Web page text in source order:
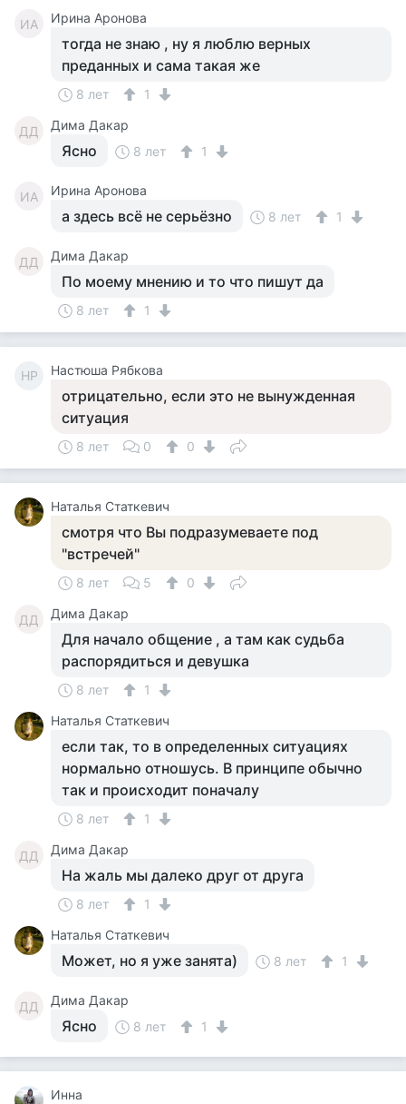
ИА Ирина Аронова
тогда не знаю , ну я люблю верных
преданных и сама такая же
8 лет 1
ДД Дима Дакар
Ясно 8 лет 1
ИА Ирина Аронова
а здесь всё не серьёзно 8 лет 1
ДД Дима Дакар
По моему мнению и то что пишут да
8 лет 1
НР Настюша Рябкова
отрицательно, если это не вынужденная
ситуация
8 лет 0 0
Наталья Статкевич
смотря что Вы подразумеваете под
"встречей"
8 лет 5 0
ДД Дима Дакар
Для начало общение , а там как судьба
распорядиться и девушка
8 лет
1
Наталья Статкевич
если так, то в определенных ситуациях
нормально отношусь. В принципе обычно
так и происходит поначалу
8 лет 1
ДД Дима Дакар
На жаль мы далеко друг от друга
8 лет
1
Наталья Статкевич
Может, но я уже занята) 8 лет 1
ДД Дима Дакар
Ясно 8 лет 1
Инна